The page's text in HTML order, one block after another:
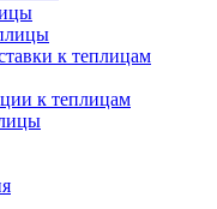
к теплицам
к теплицам